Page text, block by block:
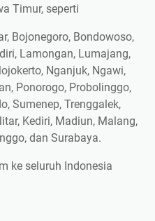
Timur, seperti
Bojonegoro, Bondowoso,
Lamongan, Lumajang,
Nganjuk, Ngawi,
Ponorogo, Probolinggo,
Sumenep, Trenggalek,
Kediri, Madiun, Malang,
dan Surabaya.
ke seluruh Indonesia